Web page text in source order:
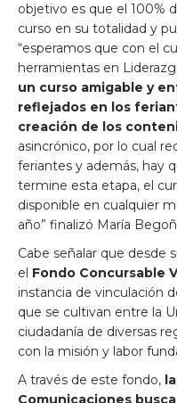
objetivo es que el 100%
curso en su totalidad y
“esperamos que con el
herramientas en
un curso amigable y
reflejados en los
creación de los
asincrónico, por lo cual
feriantes y además, hay
termine esta etapa, el
disponible en cualquier
año” finalizó María
Cabe señalar que desde
el Fondo Concursable
instancia de vinculación
que se cultivan entre la
ciudadanía de diversas
con la misión y labor
A través de este fondo,
Comunicaciones